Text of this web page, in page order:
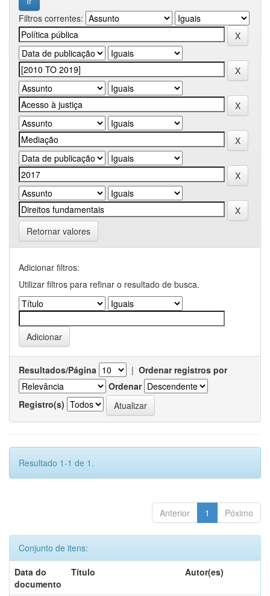
Filtros correntes:
Retornar valores
Adicionar filtros:
Utilizar filtros para refinar o resultado de busca.
Resultados/Página | Ordenar registros por
Ordenar
Registro(s)
Resultado 1-1 de 1.
Anterior 1 Póximo
Conjunto de itens:
Data do
documento
Título Autor(es)